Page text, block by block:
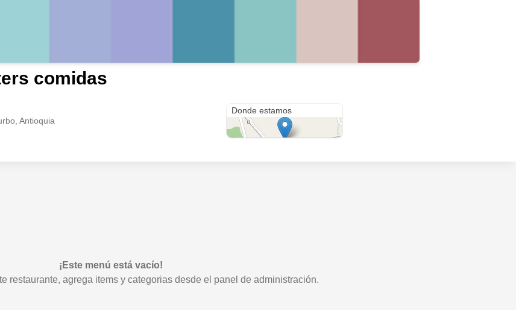
comidas
Antioquia
Donde estamos
¡Este menú está vacío!
restaurante, agrega items y categorias desde el panel de administración.